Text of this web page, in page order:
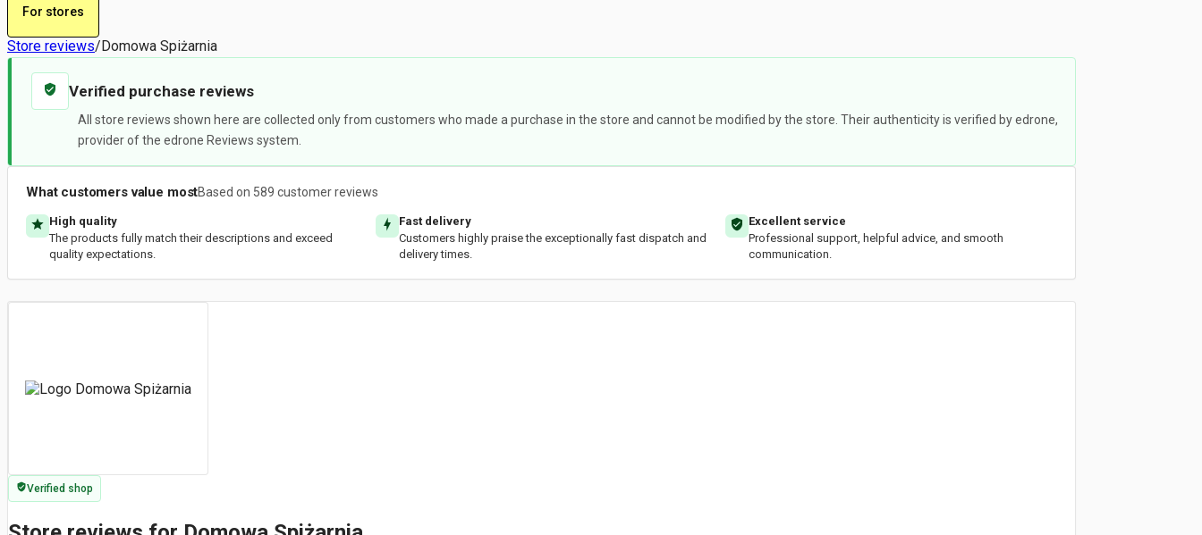
For stores
Store reviews/Domowa Spiżarnia
Verified purchase reviews
All store reviews shown here are collected only from customers who made a purchase in the store and cannot be modified by the store. Their authenticity is verified by edrone,
provider of the edrone Reviews system.
What customers value mostBased on 589 customer reviews
High quality
The products fully match their descriptions and exceed
quality expectations.
Fast delivery
Customers highly praise the exceptionally fast dispatch and
delivery times.
Excellent service
Professional support, helpful advice, and smooth
communication.
Verified shop